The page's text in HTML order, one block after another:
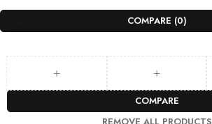
COMPARE (0)
COMPARE